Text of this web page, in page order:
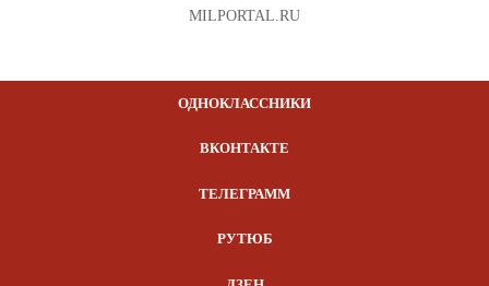
MILPORTAL.RU
ОДНОКЛАССНИКИ
ВКОНТАКТЕ
ТЕЛЕГРАММ
РУТЮБ